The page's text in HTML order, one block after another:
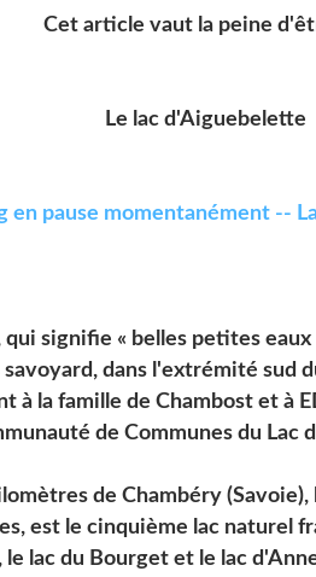
Cet article vaut la peine
Le lac d'Aiguebelette
signifie « belles petites
dans l'extrémité sud
à la famille de Chambost et à
de Communes du Lac
de Chambéry
est le cinquième lac naturel
lac du Bourget et le lac